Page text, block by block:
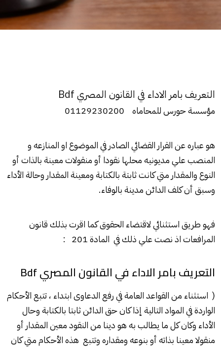
التعريف بامر الاداء في القانون المصري Bdf
مؤسسة حورس للمحاماه 01129230200
هو عباره عن القرار القضائي الصادر في الموضوع او المنازعه و
المنصب علي مديونيه محلها نقودا أو منقولات معينة بالذات أو
النوع والمقدار متي كانت ثابتة بالكتابة ومعينة المقدار وحالة الأداء
وسبق أن كلف الدائن مدينة بالوفاء.
فهو طريق استثنائي لاقتضاء الحقوق كما اقرت بذلك قانون
المرافعات اذ نصت علي ذلك في المادة 201 :
التعريف بامر الاداء في القانون المصري Bdf
( استثناء من القواعد العامة في رفع الدعاوى ابتداء ، تتبع الأحكام
الواردة في المواد التالية إذا كان حق الدائن ثابتا بالكتابة وحال
الأداء وكان كل ما يطالب به هو دينا من النقود معين المقدار أو
منقولا معينا بذاته أو بنوعه ومقداره وتتبع هذه الأحكام متي كان